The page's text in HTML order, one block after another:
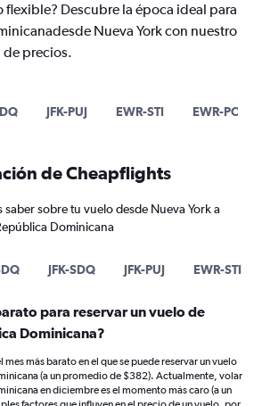
flexible? Descubre la época ideal para
Nueva York con nuestro
precios.
JFK-PUJ EWR-STI EWR-POP
de Cheapflights
saber sobre tu vuelo desde Nueva York a
Dominicana
JFK-SDQ JFK-PUJ EWR-STI
para reservar un vuelo de
Dominicana?
más barato en el que se puede reservar un vuelo
(a un promedio de $382). Actualmente, volar
en diciembre es el momento más caro (a un